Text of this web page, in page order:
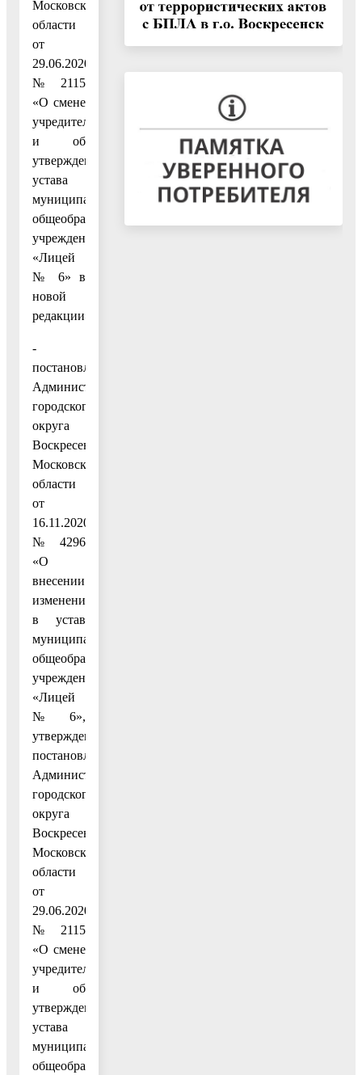
Московской
области
от
29.06.2020
№ 2115
«О смене
учредителя
и об
утверждении
устава
муниципального
общеобразовательного
учреждения
«Лицей
№ 6» в
новой
редакции»;
-
постановление
Администрации
городского
округа
Воскресенск
Московской
области
от
16.11.2020
№ 4296
«О
внесении
изменений
в устав
муниципального
общеобразовательного
учреждения
«Лицей
№ 6»,
утвержденный
постановлением
Администрации
городского
округа
Воскресенск
Московской
области
от
29.06.2020
№ 2115
«О смене
учредителя
и об
утверждении
устава
муниципального
общеобразовательного